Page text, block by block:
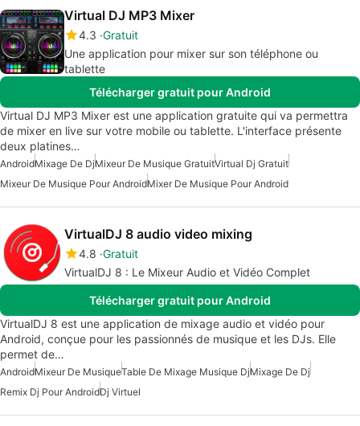
Virtual DJ MP3 Mixer
4.3 Gratuit
Une application pour mixer sur son téléphone ou
tablette
Télécharger gratuit pour Android
Virtual DJ MP3 Mixer est une application gratuite qui va permettra
de mixer en live sur votre mobile ou tablette. L'interface présente
deux platines…
AndroidMixage De DjMixeur De Musique GratuitVirtual Dj Gratuit
Mixeur De Musique Pour AndroidMixer De Musique Pour Android
VirtualDJ 8 audio video mixing
4.8 Gratuit
VirtualDJ 8 : Le Mixeur Audio et Vidéo Complet
Télécharger gratuit pour Android
VirtualDJ 8 est une application de mixage audio et vidéo pour
Android, conçue pour les passionnés de musique et les DJs. Elle
permet de…
AndroidMixeur De MusiqueTable De Mixage Musique DjMixage De Dj
Remix Dj Pour AndroidDj Virtuel